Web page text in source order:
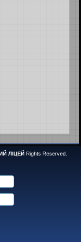
ЛІЦЕЙRights Reserved.